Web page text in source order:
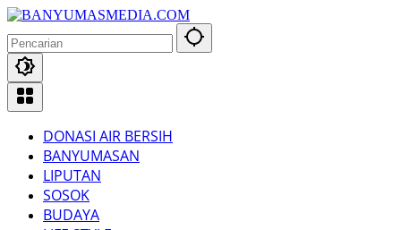
Langsung
konten
DONASI AIR BERSIH
BANYUMASAN
LIPUTAN
SOSOK
BUDAYA